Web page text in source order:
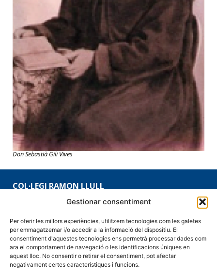
Gestionar consentiment
Per oferir les millors experiències, utilitzem tecnologies com les galetes
per emmagatzemar i/o accedir a la informació del dispositiu. El
consentiment d'aquestes tecnologies ens permetrà processar dades com
ara el comportament de navegació o les identificacions úniques en
aquest lloc. No consentir o retirar el consentiment, pot afectar
negativament certes característiques i funcions.
Don Sebastià Gili Vives
COL·LEGI RAMON LLULL
Vía Juan Riera, 15
07150 - Andratx
secretaria@ramon-llull.com
CONDICIONS I AVÍS LEGAL